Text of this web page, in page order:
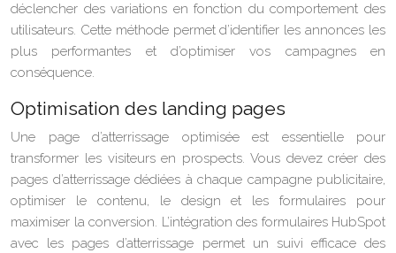
déclencher des variations en fonction du comportement des
utilisateurs. Cette méthode permet d’identifier les annonces les
plus performantes et d’optimiser vos campagnes en
conséquence.
Optimisation des landing pages
Une page d’atterrissage optimisée est essentielle pour
transformer les visiteurs en prospects. Vous devez créer des
pages d’atterrissage dédiées à chaque campagne publicitaire,
optimiser le contenu, le design et les formulaires pour
maximiser la conversion. L’intégration des formulaires HubSpot
avec les pages d’atterrissage permet un suivi efficace des